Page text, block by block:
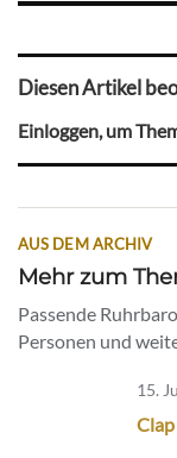
Diesen Artikel
Einloggen, um
AUS DEM ARCHIV
Mehr zum
Passende
Personen und
15.
Clap